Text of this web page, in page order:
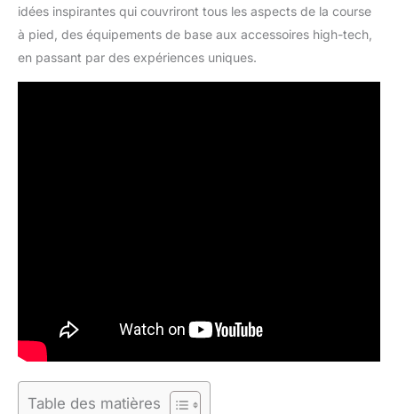
idées inspirantes qui couvriront tous les aspects de la course
à pied, des équipements de base aux accessoires high-tech,
en passant par des expériences uniques.
Table des matières